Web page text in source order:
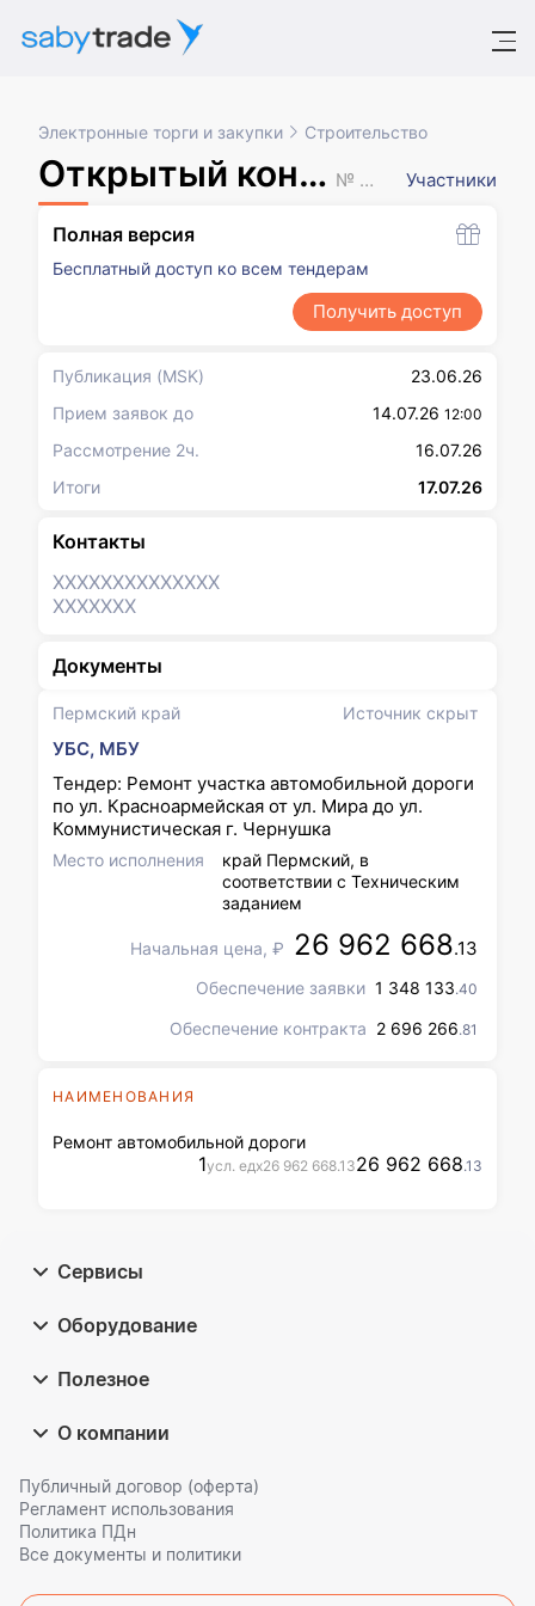
Электронные торги и закупки Строительство
Открытый конкурс в электронной форме № XXXXXXX Участники
Пермский край Источник скрыт
УБС, МБУ
Тендер: Ремонт участка автомобильной дороги
по ул. Красноармейская от ул. Мира до ул.
Коммунистическая г. Чернушка
Место исполнения
край Пермский, в
соответствии с Техническим
заданием
Начальная цена, ₽ 26 962 668.13
Обеспечение заявки 1 348 133.40
Обеспечение контракта 2 696 266.81
НАИМЕНОВАНИЯ
Ремонт автомобильной дороги
1усл. едx26 962 668.1326 962 668.13
Полная версия
Бесплатный доступ ко всем тендерам
Получить доступ
Публикация (MSK)
23.06.26
Прием заявок до
14.07.26 12:00
Рассмотрение 2ч.
16.07.26
Итоги
17.07.26
Контакты
XXXXXXXXXXXXXX
XXXXXXX
Документы
Сервисы
Оборудование
Полезное
О компании
Публичный договор (оферта)
Регламент использования
Политика ПДн
Все документы и политики